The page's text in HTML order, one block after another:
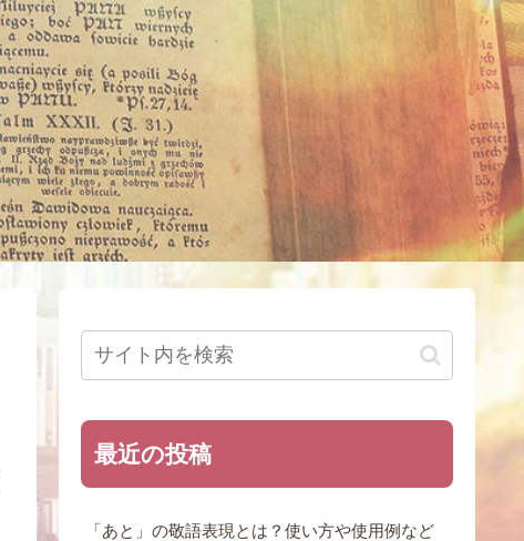
最近の投稿
「あと」の敬語表現とは？使い方や使用例など